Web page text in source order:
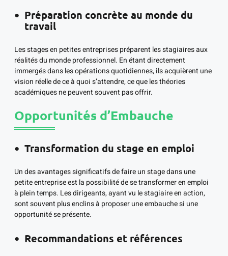
Préparation concrète au monde du
travail
Les stages en petites entreprises préparent les stagiaires aux
réalités du monde professionnel. En étant directement
immergés dans les opérations quotidiennes, ils acquièrent une
vision réelle de ce à quoi s’attendre, ce que les théories
académiques ne peuvent souvent pas offrir.
Opportunités d’Embauche
Transformation du stage en emploi
Un des avantages significatifs de faire un stage dans une
petite entreprise est la possibilité de se transformer en emploi
à plein temps. Les dirigeants, ayant vu le stagiaire en action,
sont souvent plus enclins à proposer une embauche si une
opportunité se présente.
Recommandations et références